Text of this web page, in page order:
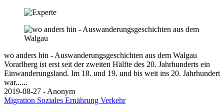
wo anders hin - Auswanderungsgeschichten aus dem Walgau
Vorarlberg ist erst seit der zweiten Hälfte des 20. Jahrhunderts ein
Einwanderungsland. Im 18. und 19. und bis weit ins 20. Jahrhundert
war......
2019-08-27 - Anonym
Migration Soziales Ernährung Verkehr